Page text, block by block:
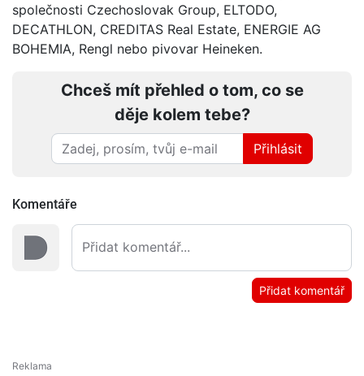
společnosti Czechoslovak Group, ELTODO,
DECATHLON, CREDITAS Real Estate, ENERGIE AG
BOHEMIA, Rengl nebo pivovar Heineken.
Chceš mít přehled o tom, co se
děje kolem tebe?
Přihlásit
Komentáře
Přidat komentář